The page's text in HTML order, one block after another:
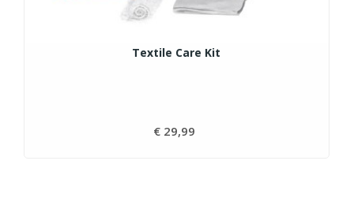
Textile Care Kit
€ 29,99